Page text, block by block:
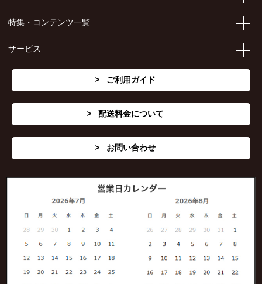
特集・コンテンツ一覧
サービス
ご利用ガイド
配送料金について
お問い合わせ